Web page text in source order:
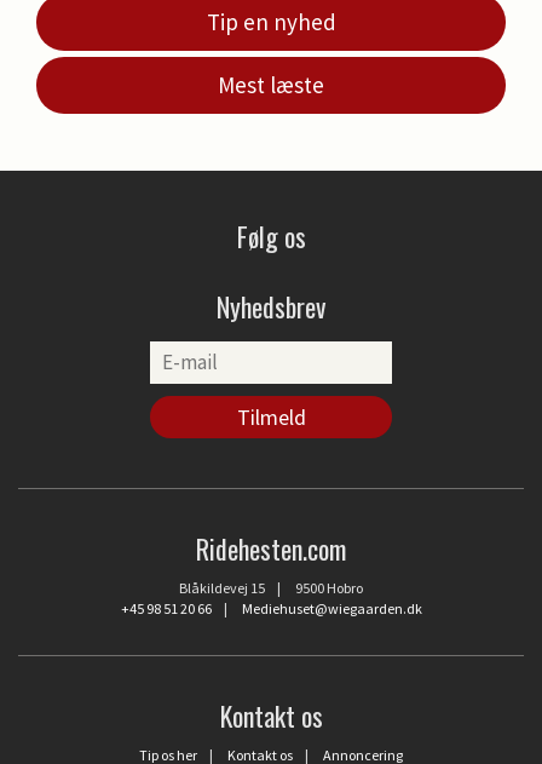
Tip en nyhed
Mest læste
Følg os
Nyhedsbrev
Ridehesten.com
Blåkildevej 15 | 9500 Hobro
+45 98 51 20 66| Mediehuset@wiegaarden.dk
Kontakt os
Tip os her | Kontakt os | Annoncering